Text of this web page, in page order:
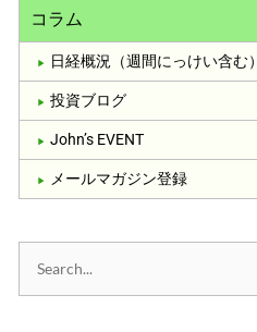
コラム
日経概況（週間にっけい含む）
投資ブログ
John’s EVENT
メールマガジン登録